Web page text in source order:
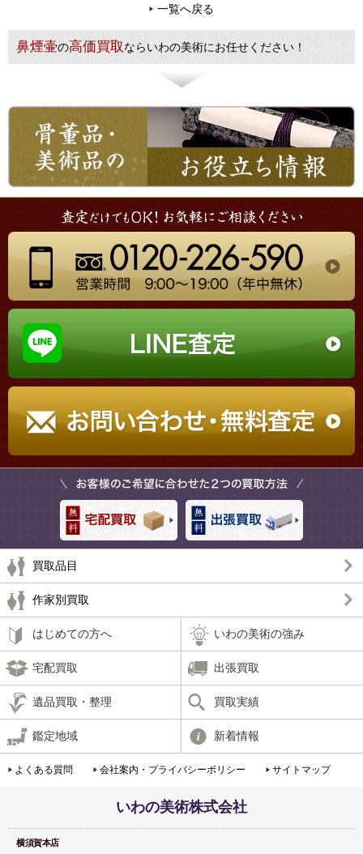
一覧へ戻る
鼻煙壷の高価買取ならいわの美術にお任せください！
買取品目
作家別買取
はじめての方へ いわの美術の強み
宅配買取 出張買取
遺品買取・整理 買取実績
鑑定地域 新着情報
よくある質問 会社案内・プライバシーポリシー サイトマップ
いわの美術株式会社
横須賀本店